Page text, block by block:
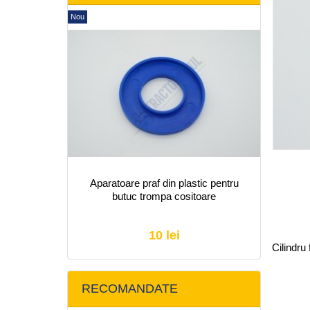
Nou
Aparatoare praf din plastic pentru
butuc trompa cositoare
10 lei
RECOMANDATE
Cilindru